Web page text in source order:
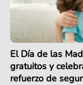
El Día de las
gratuitos y
refuerzo de